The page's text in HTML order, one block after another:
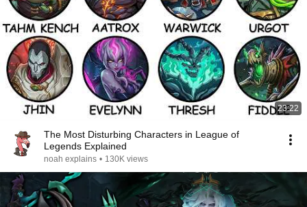
23:22
The Most Disturbing Characters in League of
Legends Explained
noah explains • 130K views